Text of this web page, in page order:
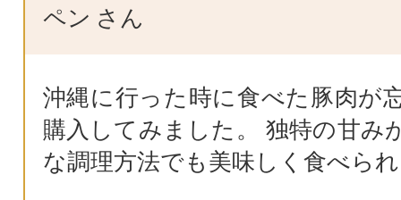
ペン さん
沖縄に行った時に食べた豚肉が
購入してみました。 独特の甘み
な調理方法でも美味しく食べら